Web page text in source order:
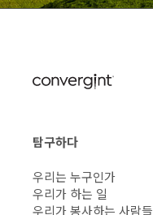
탐구하다
우리는 누구인가
우리가 하는 일
우리가 봉사하는 사람들